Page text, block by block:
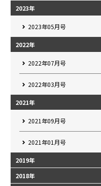
2023年
2023年05月号
2022年
2022年07月号
2022年03月号
2021年
2021年09月号
2021年01月号
2019年
2018年